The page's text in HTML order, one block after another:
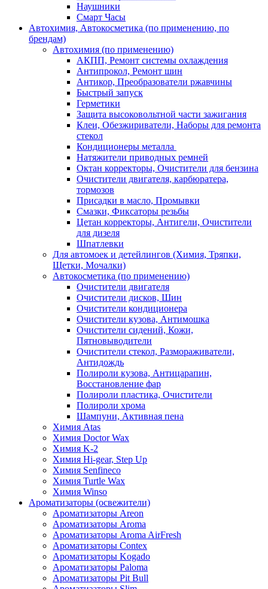
Наушники
Смарт Часы
Автохимия, Автокосметика (по применению, по
брендам)
Автохимия (по применению)
АКПП, Ремонт системы охлаждения
Антипрокол, Ремонт шин
Антикор, Преобразователи ржавчины
Быстрый запуск
Герметики
Защита высоковольтной части зажигания
Клеи, Обезжириватели, Наборы для ремонта
стекол
Кондиционеры металла
Натяжители приводных ремней
Октан корректоры, Очистители для бензина
Очистители двигателя, карбюратера,
тормозов
Присадки в масло, Промывки
Смазки, Фиксаторы резьбы
Цетан корректоры, Антигели, Очистители
для дизеля
Шпатлевки
Для автомоек и детейлингов (Химия, Тряпки,
Щетки, Мочалки)
Автокосметика (по применению)
Очистители двигателя
Очистители дисков, Шин
Очистители кондиционера
Очистители кузова, Антимошка
Очистители сидений, Кожи,
Пятновыводители
Очистители стекол, Размораживатели,
Антидождь
Полироли кузова, Антицарапин,
Восстановление фар
Полироли пластика, Очистители
Полироли хрома
Шампуни, Активная пена
Химия Atas
Химия Doctor Wax
Химия K-2
Химия Hi-gear, Step Up
Химия Senfineco
Химия Turtle Wax
Химия Winso
Ароматизаторы (освежители)
Ароматизаторы Areon
Ароматизаторы Aroma
Ароматизаторы Aroma AirFresh
Ароматизаторы Contex
Ароматизаторы Kogado
Ароматизаторы Paloma
Ароматизаторы Pit Bull